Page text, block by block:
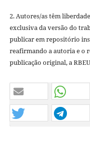
2. Autores/as têm
exclusiva da versão do
publicar em repositório
reafirmando a autoria e o
publicação original, a